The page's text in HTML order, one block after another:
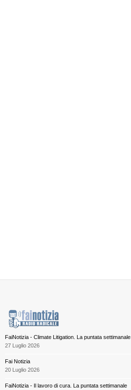
FaiNotizia - Climate Litigation. La puntata settimanale
27 Luglio 2026
Fai Notizia
20 Luglio 2026
FaiNotizia - Il lavoro di cura. La puntata settimanale